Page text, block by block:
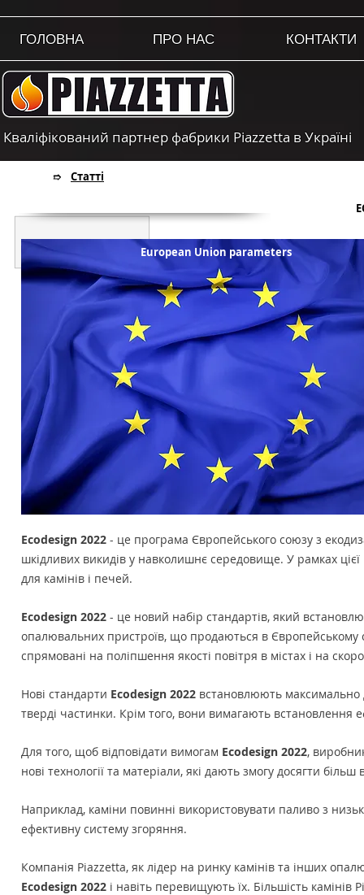
ГОЛОВНА ПРО НАС КОНТАКТИ
Кваліфікований партнер фабрики Piazzetta в Україні
Статті
➱
European Union parameters
Ecodesign 2022 - це програма Європейського союзу з
шкідливих викидів у навколишнє середовище. У рамках
для камінів і печей.
Ecodesign 2022 - це новий набір стандартів, який
опалювальних пристроїв, що продаються в Європейському
спрямовані на поліпшення якості повітря в містах і на
Нові стандарти Ecodesign 2022 встановлюють максимально
тверді частинки. Крім того, вони вимагають встановлення
Для того, щоб відповідати вимогам Ecodesign 2022,
нові технології та матеріали, які дають змогу досягти
Наприклад, каміни повинні використовувати паливо з
ефективну систему згоряння.
Компанія Piazzetta, як лідер на ринку камінів та інших
Ecodesign 2022 і навіть перевищують їх. Більшість